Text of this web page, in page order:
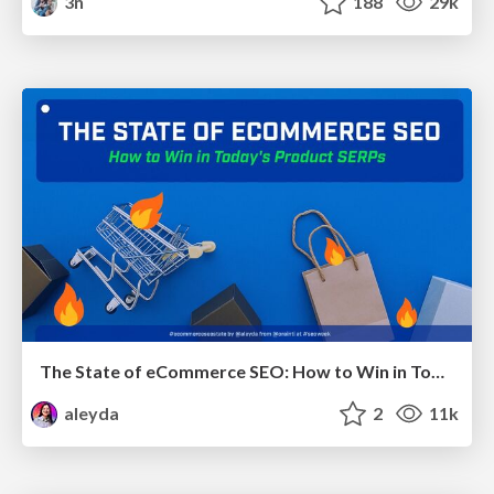
The State of eCommerce SEO: How to Win in Today's Products SERPs - #SEOweek
aleyda
2 11k